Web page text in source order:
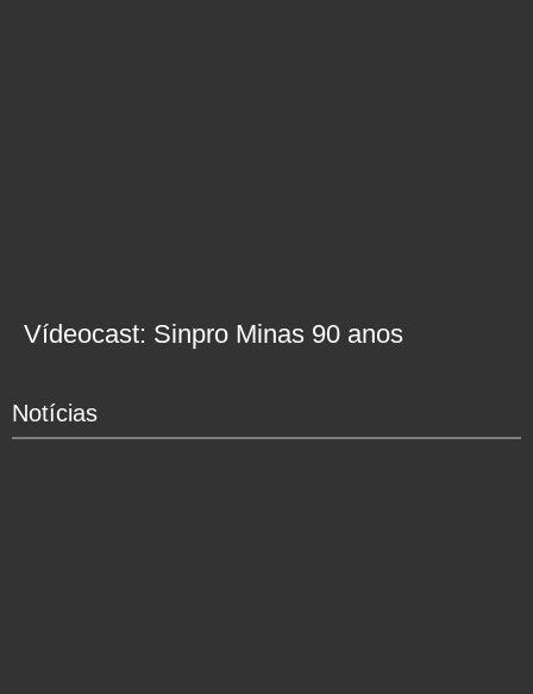
Vídeocast: Sinpro Minas 90 anos
Notícias